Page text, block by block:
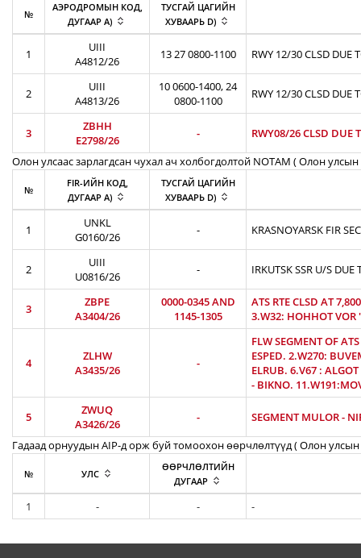
№
АЭРОДРОМЫН КОД,
ДУГААР A)
ТУСГАЙ ЦАГИЙН
ХУВААРЬ D)
1
UIII
A4812/26
13 27 0800-1100 RWY 12/30 CLSD DUE
2
UIII
A4813/26
10 0600-1400, 24
0800-1100
RWY 12/30 CLSD DUE
3
ZBHH
E2798/26
-
RWY08/26 CLSD DUE
Олон улсаас зарлагдсан чухал ач холбогдолтой NOTAM ( Олон улсын
№
FIR-ИЙН КОД,
ДУГААР A)
ТУСГАЙ ЦАГИЙН
ХУВААРЬ D)
1
UNKL
G0160/26
- KRASNOYARSK FIR
2
UIII
U0816/26
- IRKUTSK SSR U/S DUE
3
ZBPE
A3404/26
0000-0345 AND
1145-1305
ATS RTE CLSD AT
3.W32: HOHHOT VOR
4
ZLHW
A3435/26
-
FLW SEGMENT OF
ESPED. 2.W270:
ELRUB. 6.V67 :
- BIKNO.
5
ZWUQ
A3426/26
-
SEGMENT MULOR -
Гадаад орнуудын AIP-д орж буй томоохон өөрчлөлтүүд ( Олон улсын
№ УЛС
ӨӨРЧЛӨЛТИЙН
ДУГААР
1 - - -